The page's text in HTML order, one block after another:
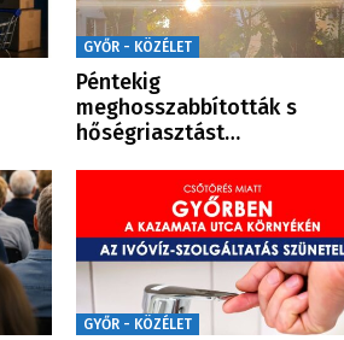
GYŐR - KÖZÉLET
Péntekig
meghosszabbították s
hőségriasztást…
GYŐR - KÖZÉLET